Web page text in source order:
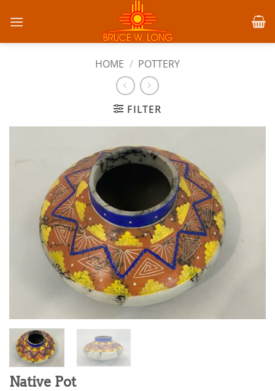
HOME / POTTERY
FILTER
Native Pot